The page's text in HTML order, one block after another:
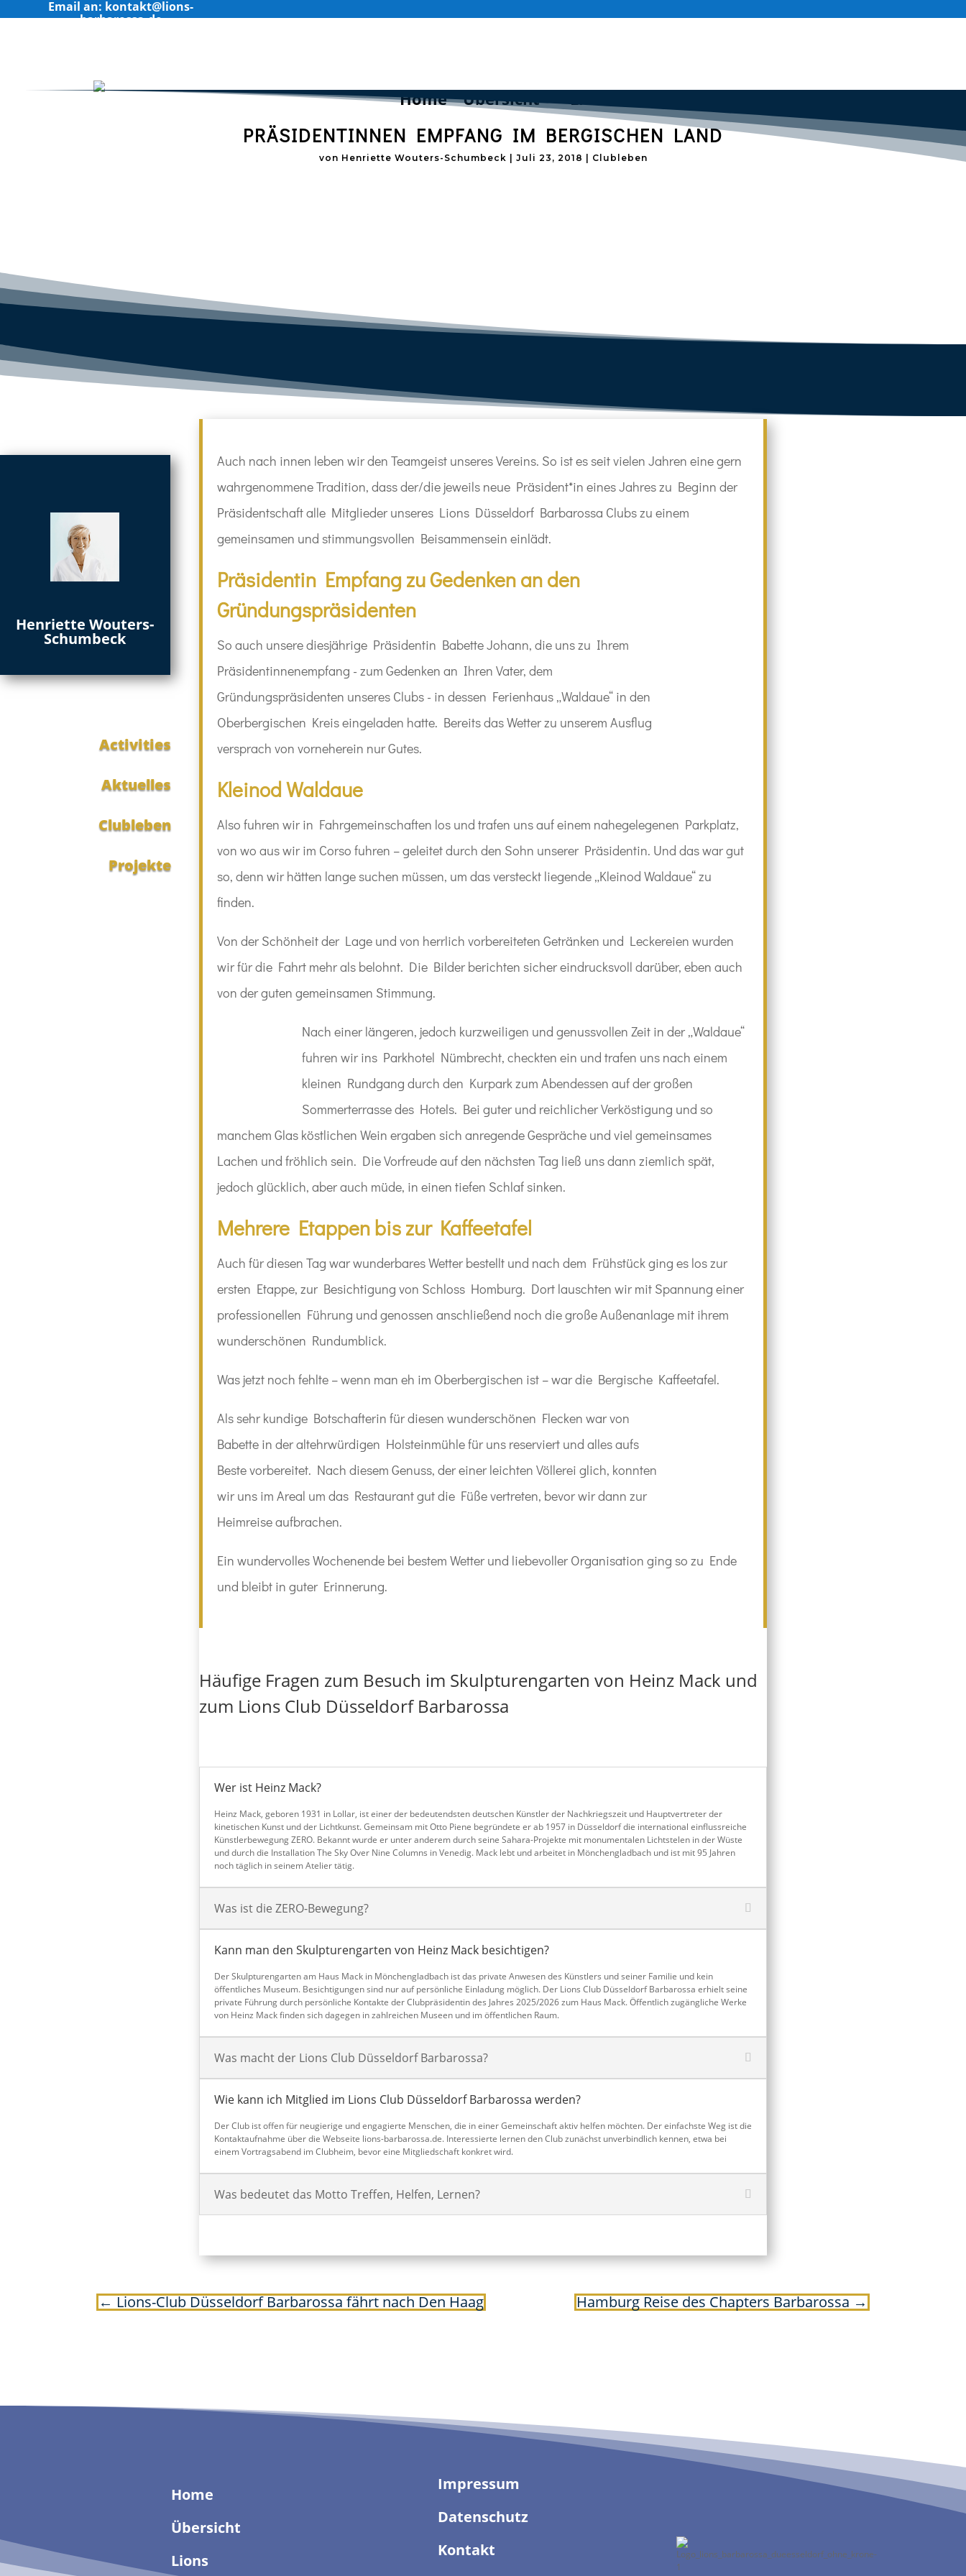
Email an: kontakt@lions-
barbarossa.de
Home Übersicht
PRÄSIDENTINNEN EMPFANG IM BERGISCHEN LAND
von Henriette Wouters-Schumbeck Juli 23, 2018 Clubleben
Henriette Wouters-
Schumbeck
Activities
Aktuelles
Clubleben
Projekte
Auch nach innen leben wir den Teamgeist unseres Vereins. So ist es seit vielen Jahren eine gern
wahrgenommene Tradition, dass der/die jeweils neue Präsident*in eines Jahres zu Beginn der
Präsidentschaft alle Mitglieder unseres Lions Düsseldorf Barbarossa Clubs zu einem
gemeinsamen und stimmungsvollen Beisammensein einlädt.
Präsidentin Empfang zu Gedenken an den
Gründungspräsidenten
So auch unsere diesjährige Präsidentin Babette Johann, die uns zu Ihrem
Präsidentinnenempfang - zum Gedenken an Ihren Vater, dem
Gründungspräsidenten unseres Clubs - in dessen Ferienhaus „Waldaue“ in den
Oberbergischen Kreis eingeladen hatte. Bereits das Wetter zu unserem Ausflug
versprach von vorneherein nur Gutes.
Kleinod Waldaue
Also fuhren wir in Fahrgemeinschaften los und trafen uns auf einem nahegelegenen Parkplatz,
von wo aus wir im Corso fuhren – geleitet durch den Sohn unserer Präsidentin. Und das war gut
so, denn wir hätten lange suchen müssen, um das versteckt liegende „Kleinod Waldaue“ zu
finden.
Von der Schönheit der Lage und von herrlich vorbereiteten Getränken und Leckereien wurden
wir für die Fahrt mehr als belohnt. Die Bilder berichten sicher eindrucksvoll darüber, eben auch
von der guten gemeinsamen Stimmung.
Nach einer längeren, jedoch kurzweiligen und genussvollen Zeit in der „Waldaue“
fuhren wir ins Parkhotel Nümbrecht, checkten ein und trafen uns nach einem
kleinen Rundgang durch den Kurpark zum Abendessen auf der großen
Sommerterrasse des Hotels. Bei guter und reichlicher Verköstigung und so
manchem Glas köstlichen Wein ergaben sich anregende Gespräche und viel gemeinsames
Lachen und fröhlich sein. Die Vorfreude auf den nächsten Tag ließ uns dann ziemlich spät,
jedoch glücklich, aber auch müde, in einen tiefen Schlaf sinken.
Mehrere Etappen bis zur Kaffeetafel
Auch für diesen Tag war wunderbares Wetter bestellt und nach dem Frühstück ging es los zur
ersten Etappe, zur Besichtigung von Schloss Homburg. Dort lauschten wir mit Spannung einer
professionellen Führung und genossen anschließend noch die große Außenanlage mit ihrem
wunderschönen Rundumblick.
Was jetzt noch fehlte – wenn man eh im Oberbergischen ist – war die Bergische Kaffeetafel.
Als sehr kundige Botschafterin für diesen wunderschönen Flecken war von
Babette in der altehrwürdigen Holsteinmühle für uns reserviert und alles aufs
Beste vorbereitet. Nach diesem Genuss, der einer leichten Völlerei glich, konnten
wir uns im Areal um das Restaurant gut die Füße vertreten, bevor wir dann zur
Heimreise aufbrachen.
Ein wundervolles Wochenende bei bestem Wetter und liebevoller Organisation ging so zu Ende
und bleibt in guter Erinnerung.
Häufige Fragen zum Besuch im Skulpturengarten von Heinz Mack und
zum Lions Club Düsseldorf Barbarossa
Wer ist Heinz Mack?
Heinz Mack, geboren 1931 in Lollar, ist einer der bedeutendsten deutschen Künstler der Nachkriegszeit und Hauptvertreter der
kinetischen Kunst und der Lichtkunst. Gemeinsam mit Otto Piene begründete er ab 1957 in Düsseldorf die international einflussreiche
Künstlerbewegung ZERO. Bekannt wurde er unter anderem durch seine Sahara-Projekte mit monumentalen Lichtstelen in der Wüste
und durch die Installation The Sky Over Nine Columns in Venedig. Mack lebt und arbeitet in Mönchengladbach und ist mit 95 Jahren
noch täglich in seinem Atelier tätig.
Was ist die ZERO-Bewegung?
Kann man den Skulpturengarten von Heinz Mack besichtigen?
Der Skulpturengarten am Haus Mack in Mönchengladbach ist das private Anwesen des Künstlers und seiner Familie und kein
öffentliches Museum. Besichtigungen sind nur auf persönliche Einladung möglich. Der Lions Club Düsseldorf Barbarossa erhielt seine
private Führung durch persönliche Kontakte der Clubpräsidentin des Jahres 2025/2026 zum Haus Mack. Öffentlich zugängliche Werke
von Heinz Mack finden sich dagegen in zahlreichen Museen und im öffentlichen Raum.
Was macht der Lions Club Düsseldorf Barbarossa?
Wie kann ich Mitglied im Lions Club Düsseldorf Barbarossa werden?
Der Club ist offen für neugierige und engagierte Menschen, die in einer Gemeinschaft aktiv helfen möchten. Der einfachste Weg ist die
Kontaktaufnahme über die Webseite lions-barbarossa.de. Interessierte lernen den Club zunächst unverbindlich kennen, etwa bei
einem Vortragsabend im Clubheim, bevor eine Mitgliedschaft konkret wird.
Was bedeutet das Motto Treffen, Helfen, Lernen?
←Lions-Club Düsseldorf Barbarossa fährt nach Den Haag Hamburg Reise des Chapters Barbarossa→
Home
Übersicht
Lions
Impressum
Datenschutz
Kontakt